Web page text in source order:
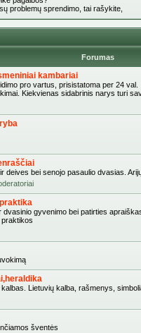
problemų sprendimo, tai rašykite,
Forumas
kambariai
pro vartus, prisistatoma per 24 val.
Kiekvienas sidabrinis narys turi
deives bei senojo pasaulio dvasias.
dvasinio gyvenimo bei patirties
Lietuvių kalba, rašmenys,
šventės